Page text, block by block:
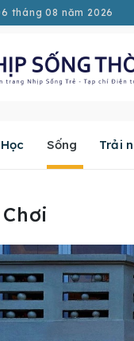
tháng 08 năm 2026
Học Sống Trải